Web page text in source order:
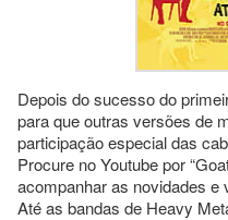
Depois do sucesso do
para que outras versões de
participação especial das
Procure no Youtube por
acompanhar as novidades
Até as bandas de Heavy